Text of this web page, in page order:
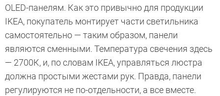
OLED-панелям. Как это привычно для продукции
IKEA, покупатель монтирует части светильника
самостоятельно — таким образом, панели
являются сменными. Температура свечения здесь
— 2700К, и, по словам IKEA, управляться люстра
должна простыми жестами рук. Правда, панели
регулируются не по-отдельности, а все вместе.